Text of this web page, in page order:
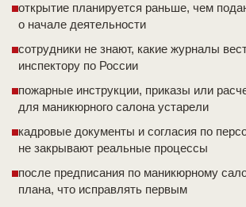
открытие планируется раньше, чем
о начале деятельности
сотрудники не знают, какие журналы
инспектору по России
пожарные инструкции, приказы или
для маникюрного салона устарели
кадровые документы и согласия по
не закрывают реальные процессы
после предписания по маникюрному
плана, что исправлять первым